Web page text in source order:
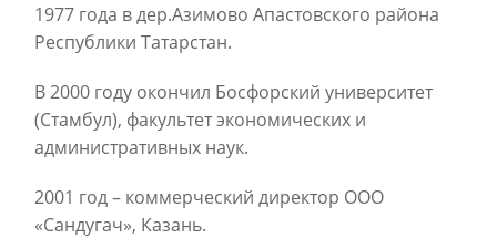
1977 года в дер.Азимово Апастовского района
Республики Татарстан.
В 2000 году окончил Босфорский университет
(Стамбул), факультет экономических и
административных наук.
2001 год – коммерческий директор ООО
«Сандугач», Казань.